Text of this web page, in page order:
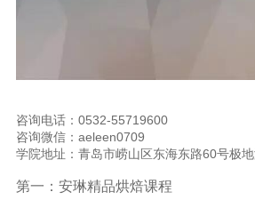
咨询电话：0532-55719600
咨询微信：aeleen0709
学院地址：青岛市崂山区东海东路60号极
第一：安琳精品烘焙课程